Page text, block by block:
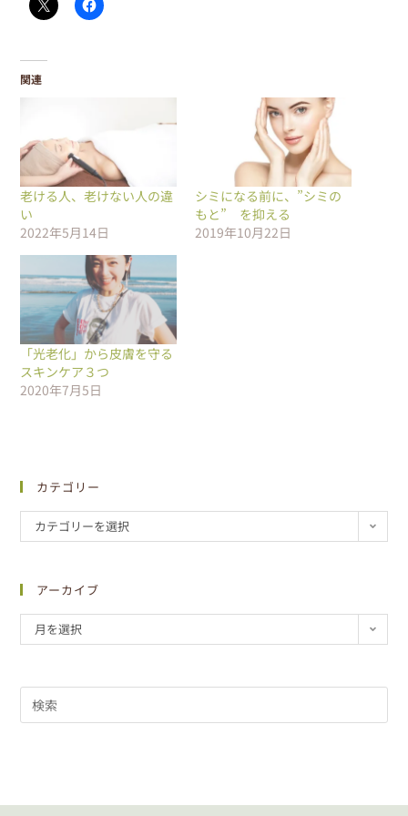
関連
老ける人、老けない人の違
い
2022年5月14日
シミになる前に、”シミの
もと” を抑える
2019年10月22日
「光老化」から皮膚を守る
スキンケア３つ
2020年7月5日
カテゴリー
カテゴリーを選択
アーカイブ
月を選択